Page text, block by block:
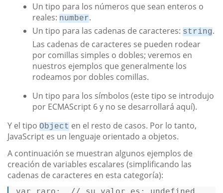
Un tipo para los números que sean enteros o
reales: number.
Un tipo para las cadenas de caracteres: string.
Las cadenas de caracteres se pueden rodear
por comillas simples o dobles; veremos en
nuestros ejemplos que generalmente los
rodeamos por dobles comillas.
Un tipo para los símbolos (este tipo se introdujo
por ECMAScript 6 y no se desarrollará aquí).
Y el tipo Object en el resto de casos. Por lo tanto,
JavaScript es un lenguaje orientado a objetos.
A continuación se muestran algunos ejemplos de
creación de variables escalares (simplificando las
cadenas de caracteres en esta categoría):